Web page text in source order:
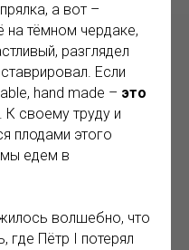
а вот –
на тёмном чердаке,
разглядел
Если
hand made – это
. К своему труду и
плодами этого
мы едем в
волшебно, что
где Пётр I потерял